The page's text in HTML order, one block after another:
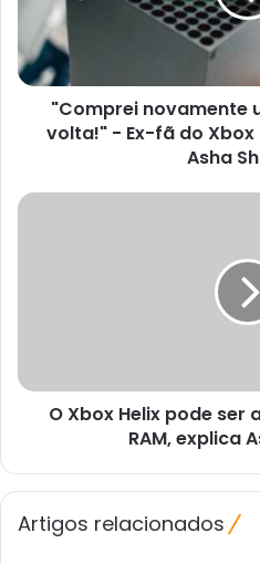
estou
volta!"
-
chama
"Comprei novamente
volta!" - Ex-fã do
Asha
O
da
RAM,
Sharma
O Xbox Helix pode
RAM, explica
Artigos relacionados